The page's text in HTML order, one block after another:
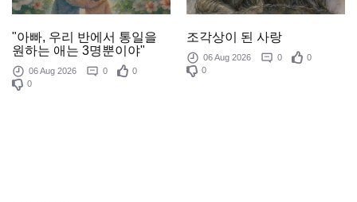
"아빠, 우리 반에서 통일을
원하는 애는 3명뿐이야"
06 Aug 2026 0
0
0
조각상이 된 사랑
06 Aug 2026 0
0
0